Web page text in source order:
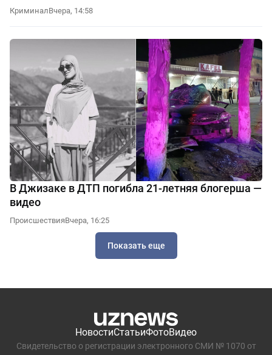
КриминалВчера, 14:58
В Джизаке в ДТП погибла 21-летняя блогерша —
видео
ПроисшествияВчера, 16:25
Показать еще
НовостиСтатьиФотоВидео
Свидетельство о регистрации электронного СМИ № 1070 от